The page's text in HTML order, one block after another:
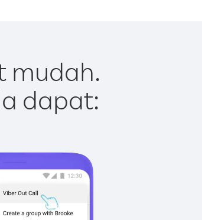
mudah.
dapat: